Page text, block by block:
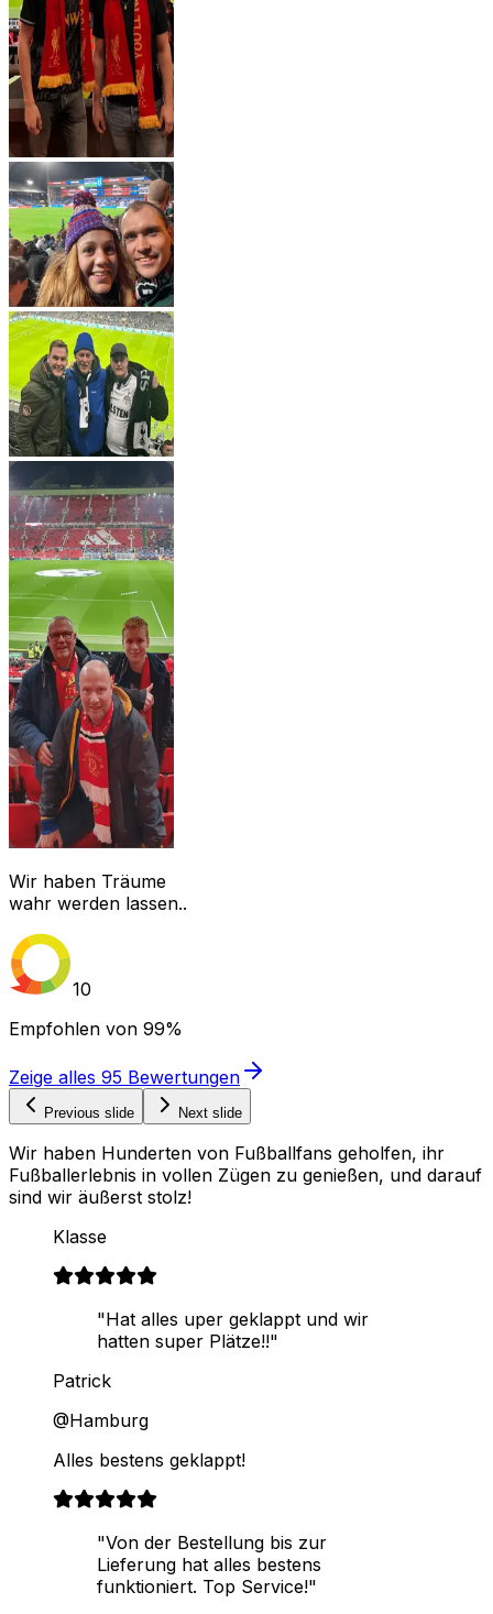
Wir haben Träume
wahr werden lassen..
10
Empfohlen von 99%
Zeige alles 95 Bewertungen
Previous slide Next slide
Wir haben Hunderten von Fußballfans geholfen, ihr
Fußballerlebnis in vollen Zügen zu genießen, und darauf
sind wir äußerst stolz!
Klasse
"Hat alles uper geklappt und wir
hatten super Plätze!!"
Patrick
@Hamburg
Alles bestens geklappt!
"Von der Bestellung bis zur
Lieferung hat alles bestens
funktioniert. Top Service!"